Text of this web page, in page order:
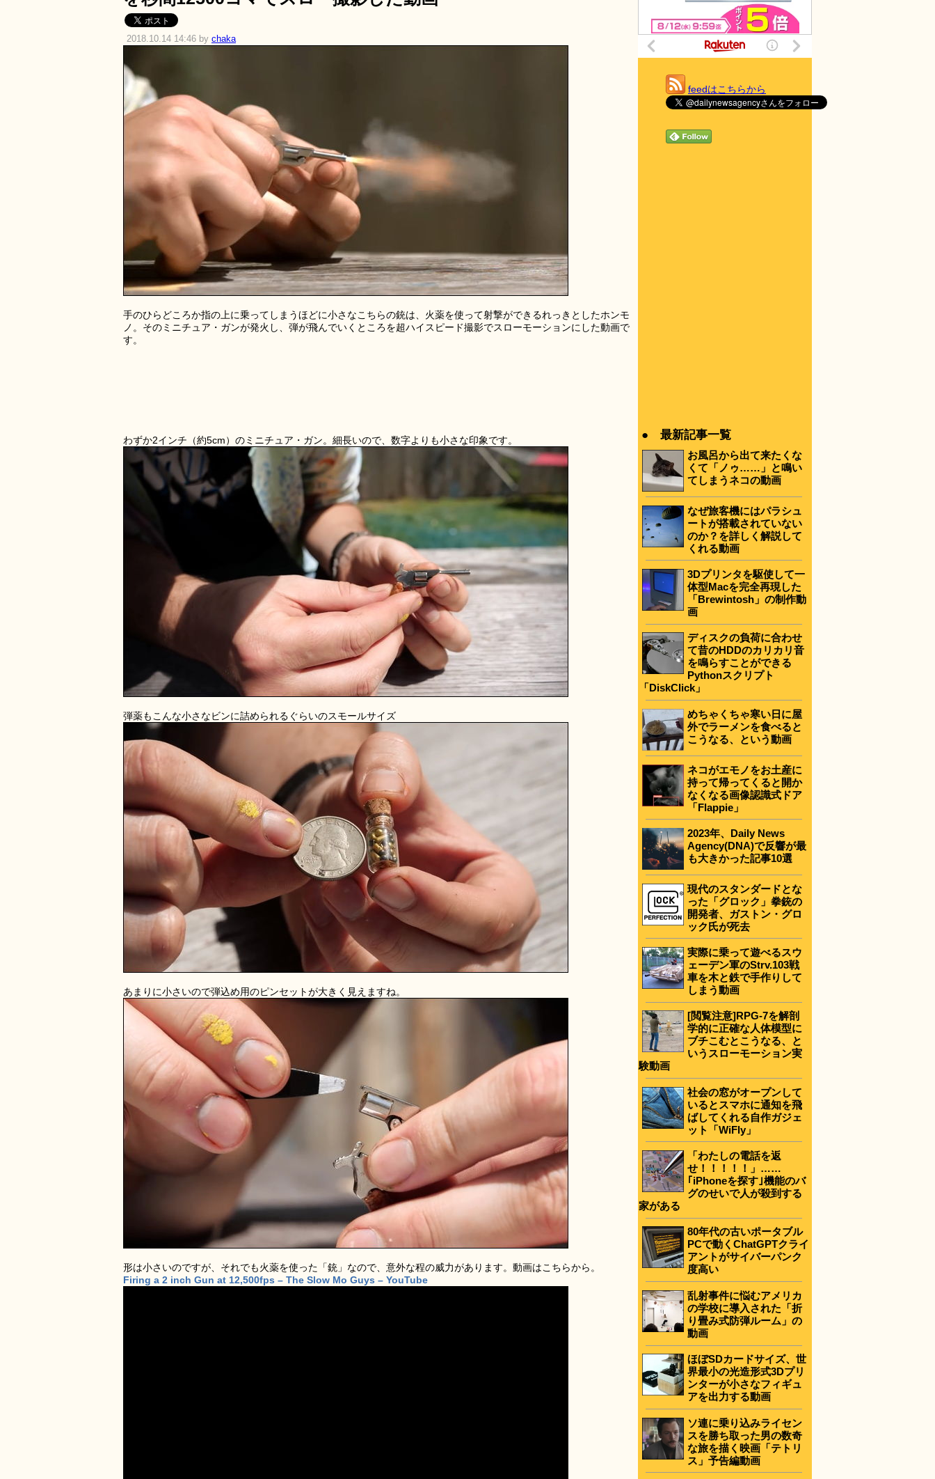
2018.10.14 14:46 by chaka
手のひらどころか指の上に乗ってしまうほどに小さなこちらの銃は、火薬を使って射撃ができるれっきとしたホンモ
ノ。そのミニチュア・ガンが発火し、弾が飛んでいくところを超ハイスピード撮影でスローモーションにした動画で
す。
わずか2インチ（約5cm）のミニチュア・ガン。細長いので、数字よりも小さな印象です。
弾薬もこんな小さなビンに詰められるぐらいのスモールサイズ
あまりに小さいので弾込め用のピンセットが大きく見えますね。
形は小さいのですが、それでも火薬を使った「銃」なので、意外な程の威力があります。動画はこちらから。
Firing a 2 inch Gun at 12,500fps – The Slow Mo Guys – YouTube
feedはこちらから
● 最新記事一覧
お風呂から出て来たくな
くて「ノゥ……」と鳴い
てしまうネコの動画
なぜ旅客機にはパラシュ
ートが搭載されていない
のか？を詳しく解説して
くれる動画
3Dプリンタを駆使して一
体型Macを完全再現した
「Brewintosh」の制作動
画
ディスクの負荷に合わせ
て昔のHDDのカリカリ音
を鳴らすことができる
Pythonスクリプト
「DiskClick」
めちゃくちゃ寒い日に屋
外でラーメンを食べると
こうなる、という動画
ネコがエモノをお土産に
持って帰ってくると開か
なくなる画像認識式ドア
「Flappie」
2023年、Daily News
Agency(DNA)で反響が最
も大きかった記事10選
現代のスタンダードとな
った「グロック」拳銃の
開発者、ガストン・グロ
ック氏が死去
実際に乗って遊べるスウ
ェーデン軍のStrv.103戦
車を木と鉄で手作りして
しまう動画
[閲覧注意]RPG-7を解剖
学的に正確な人体模型に
ブチこむとこうなる、と
いうスローモーション実
験動画
社会の窓がオープンして
いるとスマホに通知を飛
ばしてくれる自作ガジェ
ット「WiFly」
「わたしの電話を返
せ！！！！！」……
｢iPhoneを探す｣機能のバ
グのせいで人が殺到する
家がある
80年代の古いポータブル
PCで動くChatGPTクライ
アントがサイバーパンク
度高い
乱射事件に悩むアメリカ
の学校に導入された「折
り畳み式防弾ルーム」の
動画
ほぼSDカードサイズ、世
界最小の光造形式3Dプリ
ンターが小さなフィギュ
アを出力する動画
ソ連に乗り込みライセン
スを勝ち取った男の数奇
な旅を描く映画「テトリ
ス」予告編動画